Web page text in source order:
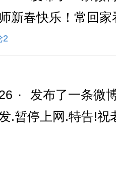
新春快乐！常回家
2
·
发布了一条微
.暂停上网.特告!祝